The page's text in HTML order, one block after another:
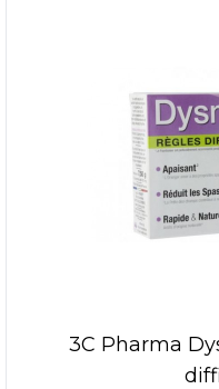
3C Pharma